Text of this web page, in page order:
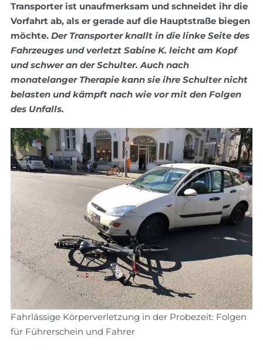
Transporter ist unaufmerksam und schneidet ihr die
Vorfahrt ab, als er gerade auf die Hauptstraße biegen
möchte.Der Transporter knallt in die linke Seite des
Fahrzeuges und verletzt Sabine K. leicht am Kopf
und schwer an der Schulter. Auch nach
monatelanger Therapie kann sie ihre Schulter nicht
belasten und kämpft nach wie vor mit den Folgen
des Unfalls.
Fahrlässige Körperverletzung in der Probezeit: Folgen
für Führerschein und Fahrer